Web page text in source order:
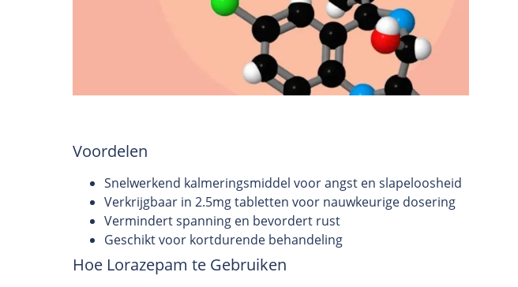
Voordelen
Snelwerkend kalmeringsmiddel voor angst en slapeloosheid
Verkrijgbaar in 2.5mg tabletten voor nauwkeurige dosering
Vermindert spanning en bevordert rust
Geschikt voor kortdurende behandeling
Hoe Lorazepam te Gebruiken